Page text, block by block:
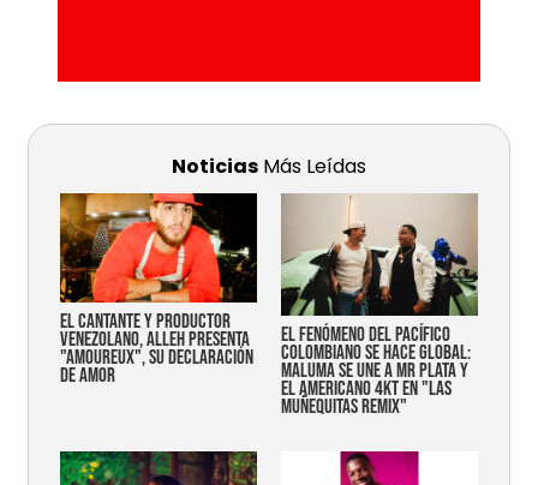
Noticias Más Leídas
EL CANTANTE Y PRODUCTOR
VENEZOLANO, ALLEH PRESENTA
"AMOUREUX", SU DECLARACIÓN
DE AMOR
EL FENÓMENO DEL PACÍFICO
COLOMBIANO SE HACE GLOBAL:
MALUMA SE UNE A MR PLATA Y
EL AMERICANO 4KT EN "LAS
MUÑEQUITAS REMIX"